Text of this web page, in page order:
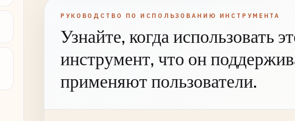
РУКОВОДСТВО ПО ИСПОЛЬЗОВАНИЮ ИНСТРУМЕНТА
Узнайте, когда использовать
инструмент, что он
применяют пользователи.